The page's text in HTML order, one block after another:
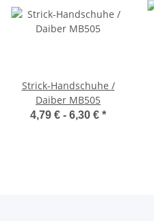
Strick-Handschuhe /
Daiber MB505
4,79 € - 6,30 € *